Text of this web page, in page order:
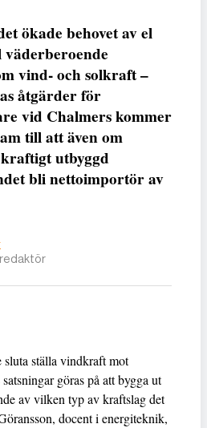
ökade behovet av el
väderberoende
vind- och solkraft –
åtgärder för
vid Chalmers kommer
till att även om
utbyggd
bli nettoimportör av
sluta ställa vindkraft mot
göras på att bygga ut
av vilken typ av kraftslag det
docent i energiteknik,